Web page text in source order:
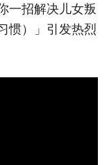
一招解决儿女叛
惯）」引发热烈